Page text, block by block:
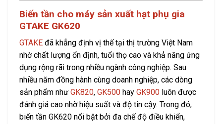
Biến tần cho máy sản xuất hạt phụ gia
GTAKE GK620
GTAKE đã khẳng định vị thế tại thị trường Việt Nam
nhờ chất lượng ổn định, tuổi thọ cao và khả năng ứng
dụng rộng rãi trong nhiều ngành công nghiệp. Sau
nhiều năm đồng hành cùng doanh nghiệp, các dòng
sản phẩm như GK820, GK500 hay GK900 luôn được
đánh giá cao nhờ hiệu suất và độ tin cậy. Trong đó,
biến tần GK620 nổi bật bởi đa chế độ điều khiển,